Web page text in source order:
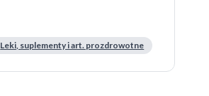
Leki, suplementy i art. prozdrowotne